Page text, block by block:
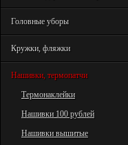
Головные уборы
Кружки, фляжки
Нашивки, термопатчи
Термонаклейки
Нашивки 100 рублей
Нашивки вышитые